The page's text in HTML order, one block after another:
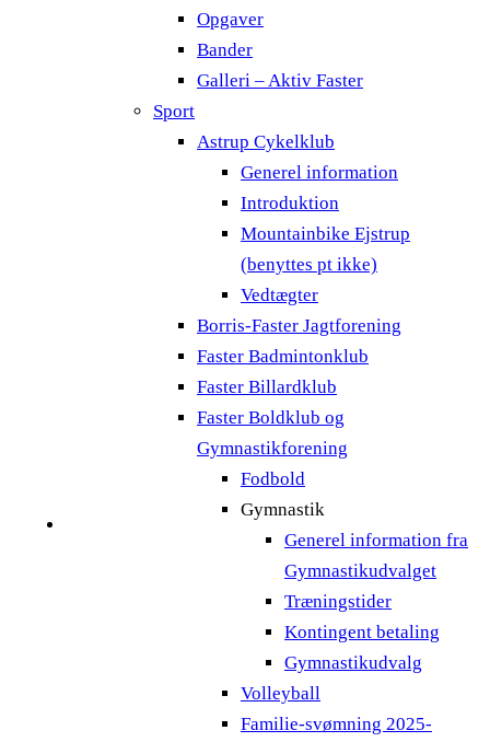
Opgaver
Bander
Galleri – Aktiv Faster
Sport
Astrup Cykelklub
Generel information
Introduktion
Mountainbike Ejstrup
(benyttes pt ikke)
Vedtægter
Borris-Faster Jagtforening
Faster Badmintonklub
Faster Billardklub
Faster Boldklub og
Gymnastikforening
Fodbold
Gymnastik
Generel information fra
Gymnastikudvalget
Træningstider
Kontingent betaling
Gymnastikudvalg
Volleyball
Familie-svømning 2025-